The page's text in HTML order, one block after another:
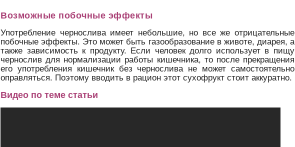
Возможные побочные эффекты
Употребление чернослива имеет небольшие, но все же отрицательные
побочные эффекты. Это может быть газообразование в животе, диарея, а
также зависимость к продукту. Если человек долго использует в пищу
чернослив для нормализации работы кишечника, то после прекращения
его употребления кишечник без чернослива не может самостоятельно
оправляться. Поэтому вводить в рацион этот сухофрукт стоит аккуратно.
Видео по теме статьи